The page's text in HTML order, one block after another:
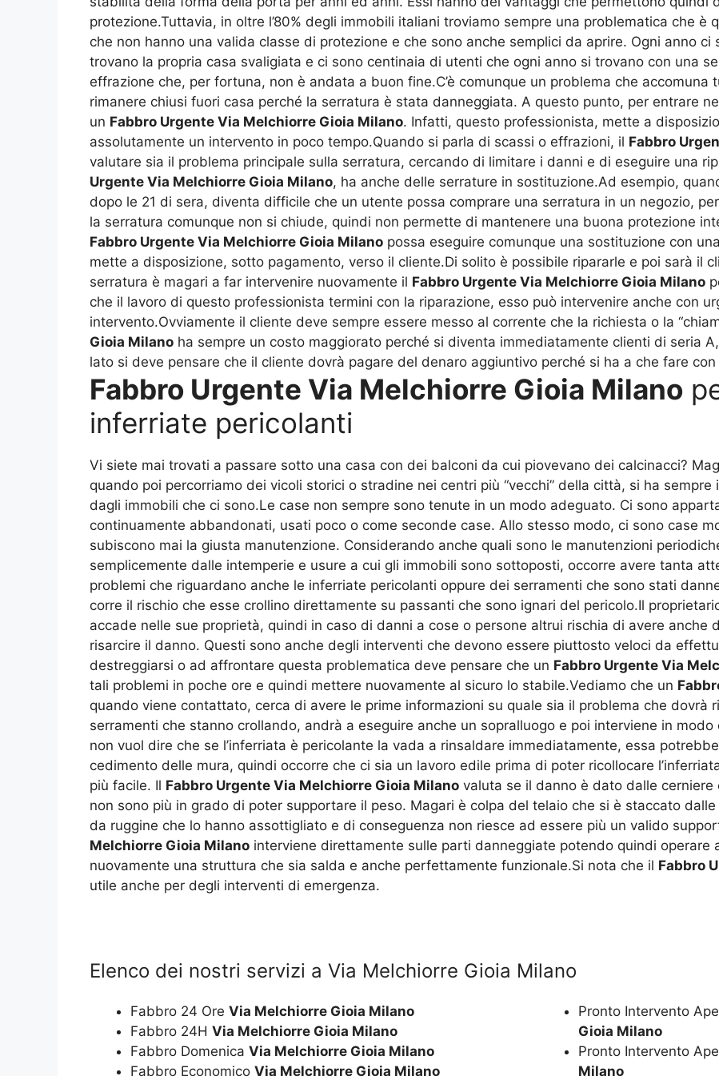
protezione.Tuttavia, in oltre l’80% degli immobili italiani troviamo sempre una problematica che è
che non hanno una valida classe di protezione e che sono anche semplici da aprire. Ogni anno
trovano la propria casa svaligiata e ci sono centinaia di utenti che ogni anno si trovano con una
effrazione che, per fortuna, non è andata a buon fine.C’è comunque un problema che
rimanere chiusi fuori casa perché la serratura è stata danneggiata. A questo punto, per entrare
un Fabbro Urgente Via Melchiorre Gioia Milano. Infatti, questo professionista, mette a
assolutamente un intervento in poco tempo.Quando si parla di scassi o effrazioni, il Fabbro
valutare sia il problema principale sulla serratura, cercando di limitare i danni e di eseguire una
Urgente Via Melchiorre Gioia Milano, ha anche delle serrature in sostituzione.Ad esempio,
dopo le 21 di sera, diventa difficile che un utente possa comprare una serratura in un negozio,
la serratura comunque non si chiude, quindi non permette di mantenere una buona protezione
Fabbro Urgente Via Melchiorre Gioia Milano possa eseguire comunque una sostituzione con
mette a disposizione, sotto pagamento, verso il cliente.Di solito è possibile ripararle e poi sarà il
serratura è magari a far intervenire nuovamente il Fabbro Urgente Via Melchiorre Gioia Milano
che il lavoro di questo professionista termini con la riparazione, esso può intervenire anche con
intervento.Ovviamente il cliente deve sempre essere messo al corrente che la richiesta o la
Gioia Milano ha sempre un costo maggiorato perché si diventa immediatamente clienti di seria
lato si deve pensare che il cliente dovrà pagare del denaro aggiuntivo perché si ha a che fare
Fabbro Urgente Via Melchiorre Gioia Milano
inferriate pericolanti
Vi siete mai trovati a passare sotto una casa con dei balconi da cui piovevano dei calcinacci?
quando poi percorriamo dei vicoli storici o stradine nei centri più “vecchi” della città, si ha sempre
dagli immobili che ci sono.Le case non sempre sono tenute in un modo adeguato. Ci sono
continuamente abbandonati, usati poco o come seconde case. Allo stesso modo, ci sono case
subiscono mai la giusta manutenzione. Considerando anche quali sono le manutenzioni
semplicemente dalle intemperie e usure a cui gli immobili sono sottoposti, occorre avere tanta
problemi che riguardano anche le inferriate pericolanti oppure dei serramenti che sono stati
corre il rischio che esse crollino direttamente su passanti che sono ignari del pericolo.Il
accade nelle sue proprietà, quindi in caso di danni a cose o persone altrui rischia di avere anche
risarcire il danno. Questi sono anche degli interventi che devono essere piuttosto veloci da
destreggiarsi o ad affrontare questa problematica deve pensare che un Fabbro Urgente Via
tali problemi in poche ore e quindi mettere nuovamente al sicuro lo stabile.Vediamo che un
quando viene contattato, cerca di avere le prime informazioni su quale sia il problema che dovrà
serramenti che stanno crollando, andrà a eseguire anche un sopralluogo e poi interviene in
non vuol dire che se l’inferriata è pericolante la vada a rinsaldare immediatamente, essa
cedimento delle mura, quindi occorre che ci sia un lavoro edile prima di poter ricollocare
più facile. Il Fabbro Urgente Via Melchiorre Gioia Milano valuta se il danno è dato dalle
non sono più in grado di poter supportare il peso. Magari è colpa del telaio che si è staccato
da ruggine che lo hanno assottigliato e di conseguenza non riesce ad essere più un valido
Melchiorre Gioia Milano interviene direttamente sulle parti danneggiate potendo quindi operare
nuovamente una struttura che sia salda e anche perfettamente funzionale.Si nota che il Fabbro
utile anche per degli interventi di emergenza.
Elenco dei nostri servizi a Via Melchiorre Gioia Milano
Fabbro 24 Ore Via Melchiorre Gioia Milano
Fabbro 24H Via Melchiorre Gioia Milano
Fabbro Domenica Via Melchiorre Gioia Milano
Fabbro Economico Via Melchiorre Gioia Milano
Pronto Intervento
Gioia Milano
Pronto Intervento
Milano